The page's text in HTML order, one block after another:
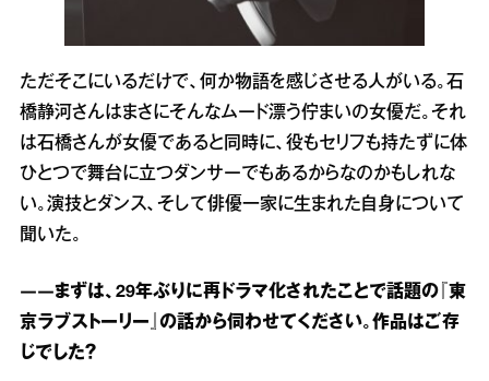
ただそこにいるだけで、何か物語を感じさせる人がいる。石
橋静河さんはまさにそんなムード漂う佇まいの女優だ。それ
は石橋さんが女優であると同時に、役もセリフも持たずに体
ひとつで舞台に立つダンサーでもあるからなのかもしれな
い。演技とダンス、そして俳優一家に生まれた自身について
聞いた。
――まずは、29年ぶりに再ドラマ化されたことで話題の『東
京ラブストーリー』の話から伺わせてください。作品はご存
じでした？